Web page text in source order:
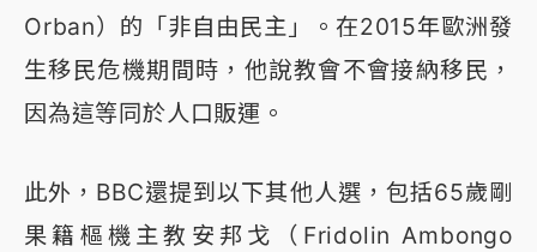
Orban）的「非自由民主」。在2015年歐洲發
生移民危機期間時，他說教會不會接納移民，
因為這等同於人口販運。
此外，BBC還提到以下其他人選，包括65歲剛
果籍樞機主教安邦戈（Fridolin Ambongo